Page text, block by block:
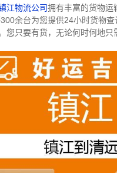
江物流公司拥有丰富的货物运
余台为您提供24小时货物查
您只要有货，无论何时何地只